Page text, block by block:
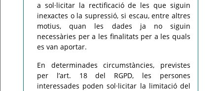
a sol·licitar la rectificació de les que siguin
inexactes o la supressió, si escau, entre altres
motius, quan les dades ja no siguin
necessàries per a les finalitats per a les quals
es van aportar.
En determinades circumstàncies, previstes
per l’art. 18 del RGPD, les persones
interessades poden sol·licitar la limitació del